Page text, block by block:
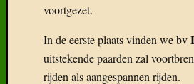
voortgezet.
In de eerste plaats vinden we bv
uitstekende paarden zal
rijden als aangespannen rijden.